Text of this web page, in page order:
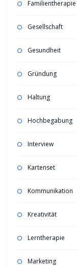
Familientherapie
Gesellschaft
Gesundheit
Gründung
Haltung
Hochbegabung
Interview
Kartenset
Kommunikation
Kreativität
Lerntherapie
Marketing